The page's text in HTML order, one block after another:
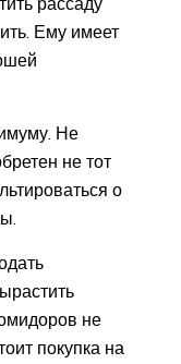
Ему имеет
Не
не тот
о
не
покупка на